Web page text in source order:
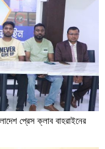
প্রেস ক্লাব বাহরাইনের